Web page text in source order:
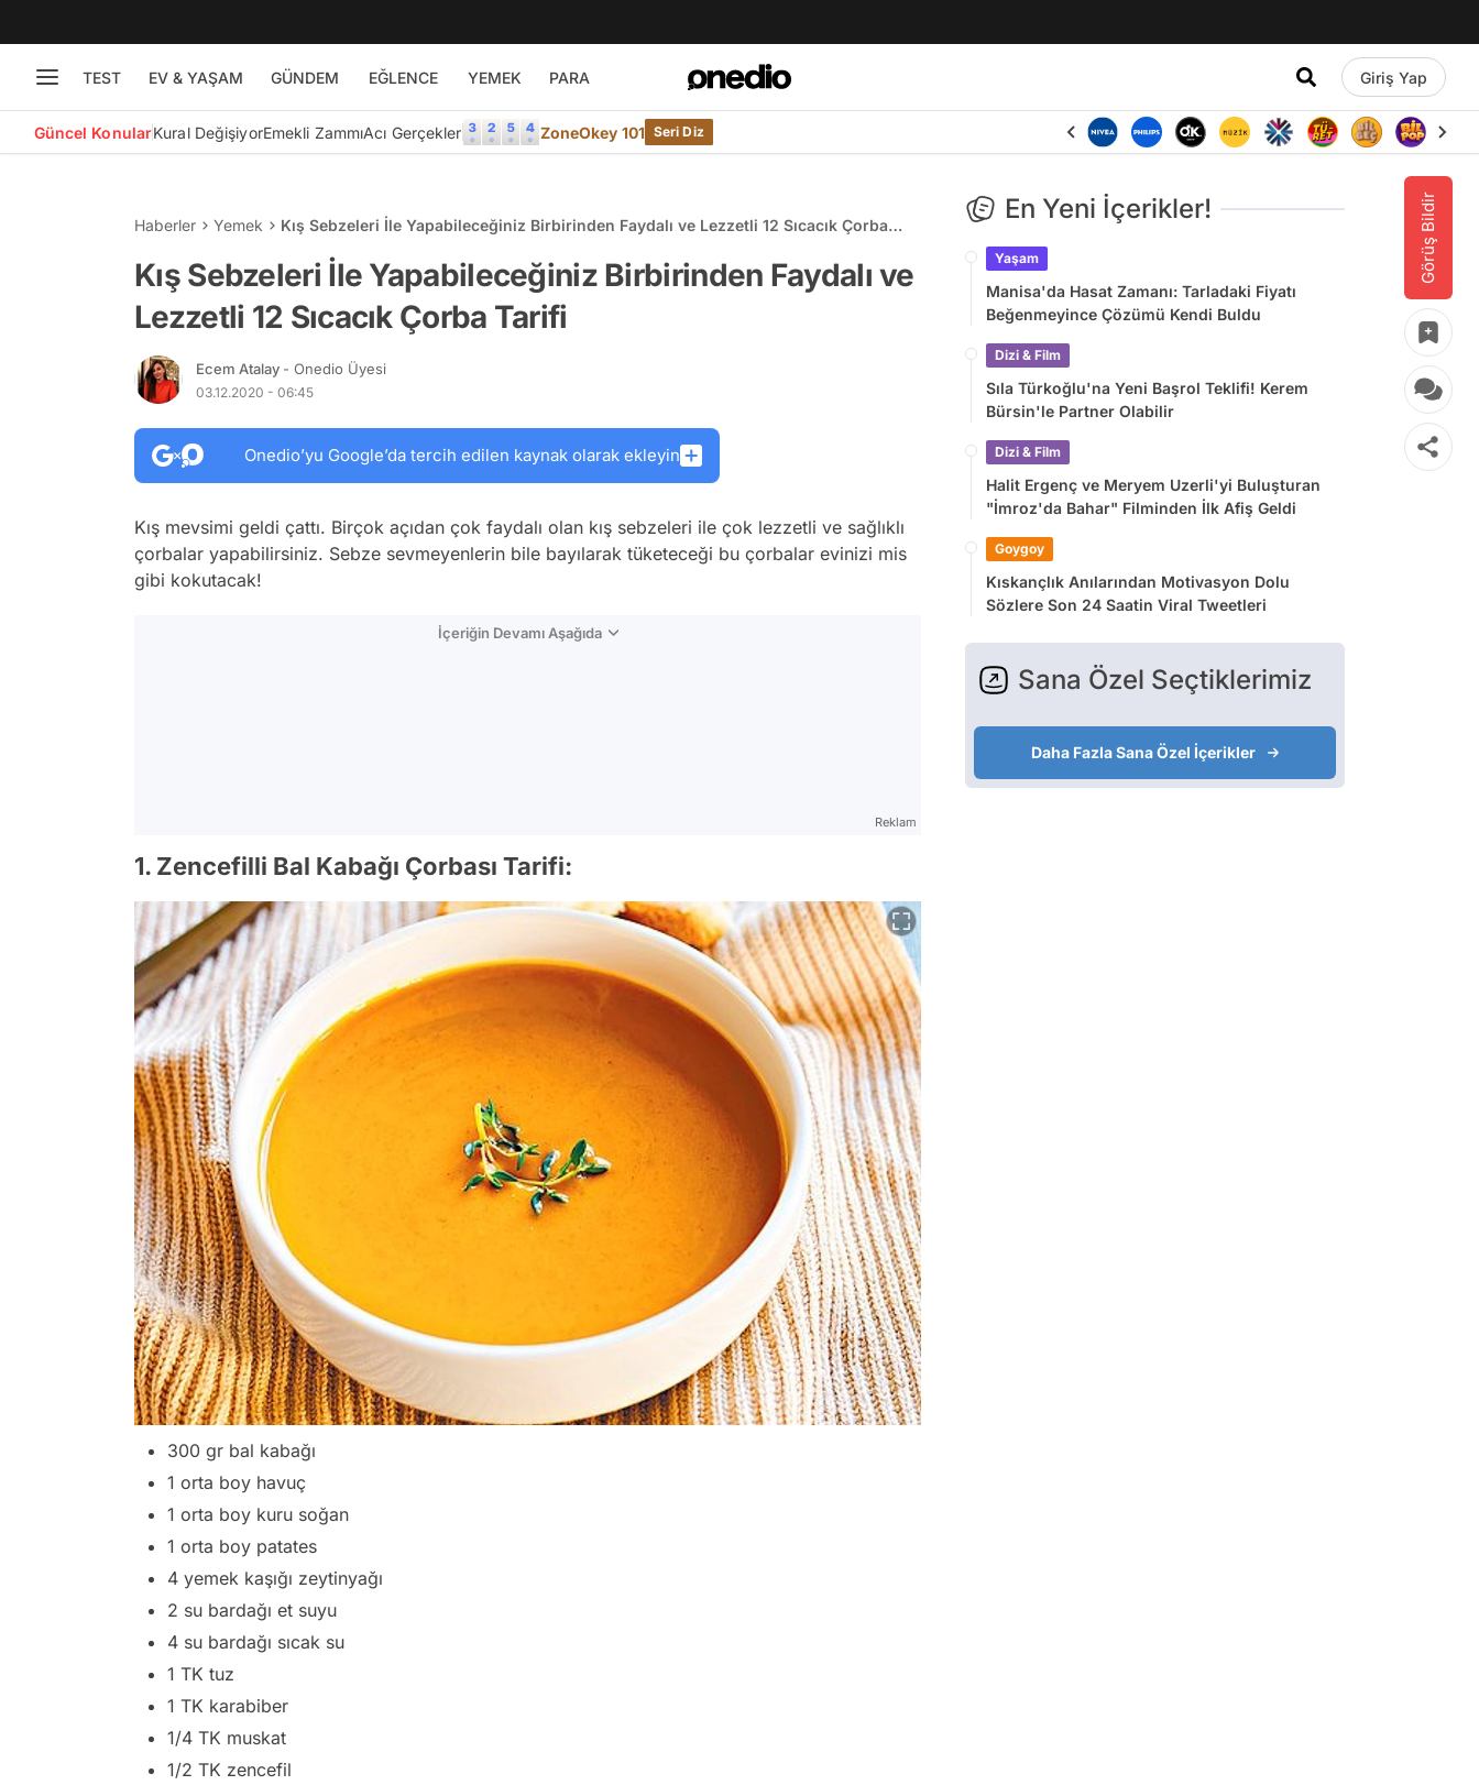
TEST EV & YAŞAM GÜNDEM EĞLENCE YEMEK PARA Giriş Yap
Güncel KonularKural DeğişiyorEmekli ZammıAcı Gerçekler ZoneOkey 101 Seri Diz
Görüş Bildir
Haberler Yemek
Kış Sebzeleri İle Yapabileceğiniz Birbirinden Faydalı ve Lezzetli 12 Sıcacık Çorba
Kış Sebzeleri İle Yapabileceğiniz Birbirinden Faydalı ve
Lezzetli 12 Sıcacık Çorba Tarifi
Ecem Atalay - Onedio Üyesi
03.12.2020 - 06:45
Onedio’yu Google’da tercih edilen kaynak olarak ekleyin
Kış mevsimi geldi çattı. Birçok açıdan çok faydalı olan kış sebzeleri ile çok lezzetli ve sağlıklı
çorbalar yapabilirsiniz. Sebze sevmeyenlerin bile bayılarak tüketeceği bu çorbalar evinizi mis
gibi kokutacak!
İçeriğin Devamı Aşağıda
Reklam
1. Zencefilli Bal Kabağı Çorbası Tarifi:
300 gr bal kabağı
1 orta boy havuç
1 orta boy kuru soğan
1 orta boy patates
4 yemek kaşığı zeytinyağı
2 su bardağı et suyu
4 su bardağı sıcak su
1 TK tuz
1 TK karabiber
1/4 TK muskat
1/2 TK zencefil
En Yeni İçerikler!
Yaşam
Manisa'da Hasat Zamanı: Tarladaki Fiyatı
Beğenmeyince Çözümü Kendi Buldu
Dizi & Film
Sıla Türkoğlu'na Yeni Başrol Teklifi! Kerem
Bürsin'le Partner Olabilir
Dizi & Film
Halit Ergenç ve Meryem Uzerli'yi Buluşturan
"İmroz'da Bahar" Filminden İlk Afiş Geldi
Goygoy
Kıskançlık Anılarından Motivasyon Dolu
Sözlere Son 24 Saatin Viral Tweetleri
Sana Özel Seçtiklerimiz
Daha Fazla Sana Özel İçerikler